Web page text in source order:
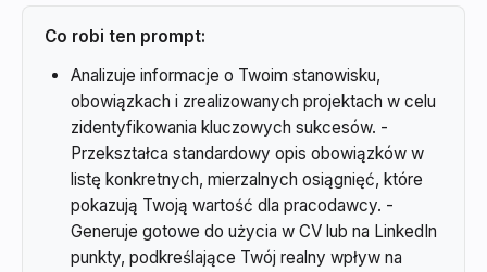
Co robi ten prompt:
Analizuje informacje o Twoim stanowisku,
obowiązkach i zrealizowanych projektach w celu
zidentyfikowania kluczowych sukcesów. -
Przekształca standardowy opis obowiązków w
listę konkretnych, mierzalnych osiągnięć, które
pokazują Twoją wartość dla pracodawcy. -
Generuje gotowe do użycia w CV lub na LinkedIn
punkty, podkreślające Twój realny wpływ na